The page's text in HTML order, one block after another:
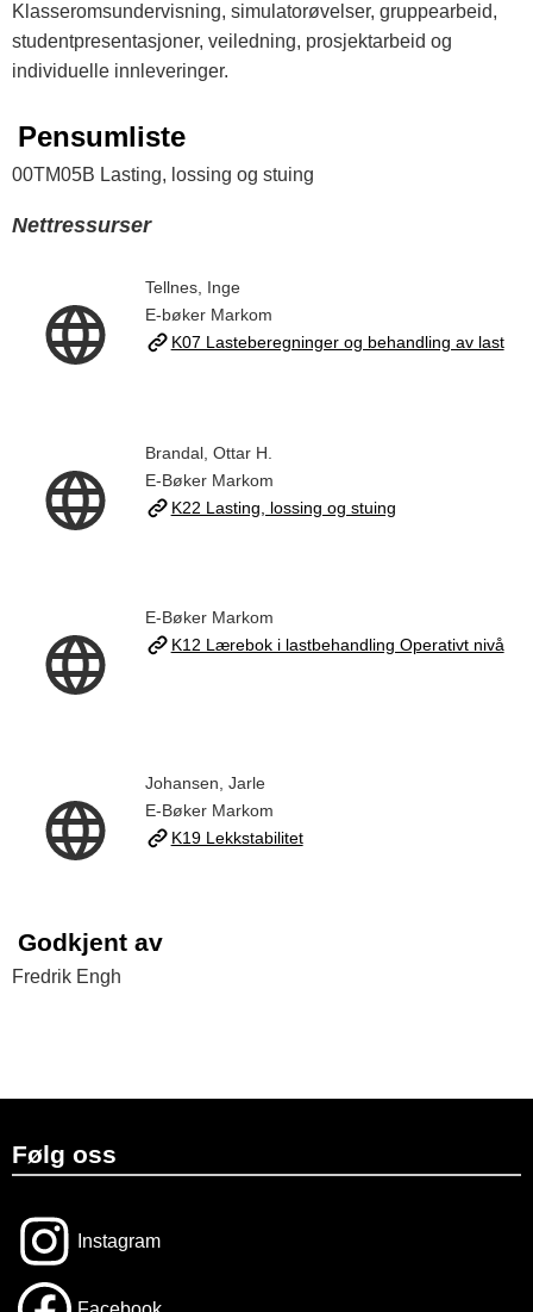
Klasseromsundervisning, simulatorøvelser, gruppearbeid,
studentpresentasjoner, veiledning, prosjektarbeid og
individuelle innleveringer.
Pensumliste
00TM05B Lasting, lossing og stuing
Nettressurser
Tellnes, Inge
E-bøker Markom
K07 Lasteberegninger og behandling av last
Brandal, Ottar H.
E-Bøker Markom
K22 Lasting, lossing og stuing
E-Bøker Markom
K12 Lærebok i lastbehandling Operativt nivå
Johansen, Jarle
E-Bøker Markom
K19 Lekkstabilitet
Godkjent av
Fredrik Engh
Følg oss
Instagram